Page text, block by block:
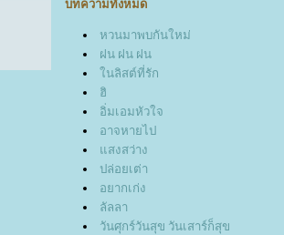
บทความทั้งหมด
หวนมาพบกันใหม่
ฝน ฝน ฝน
นลิสต์ที่รัก
ฮิ
อิ่มเอมหัวใจ
อาจหายไป
สงสว่าง
ปล่อยเต่า
อยากเก่ง
ลัลลา
วันศุกร์วันสุข วันเสาร์ก็สุข